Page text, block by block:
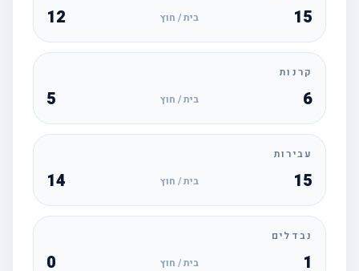
15 בית / חוץ 12
קרנות
בית / חוץ
עבירות
15 בית / חוץ 14
נבדלים
בית / חוץ